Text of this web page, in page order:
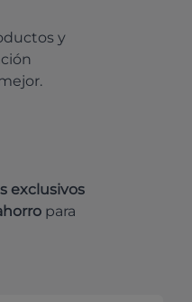
y
exclusivos
para